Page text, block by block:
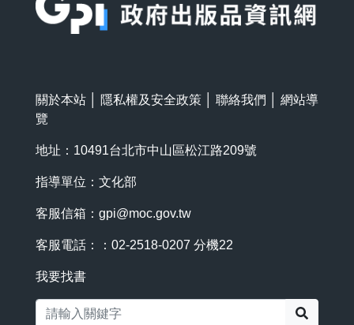
關於本站 隱私權及安全政策 聯絡我們
網站導
覽
地址：10491台北市中山區松江路209號
指導單位：文化部
客服信箱： gpi@moc.gov.tw
客服電話：：02-2518-0207 分機22
我要找書